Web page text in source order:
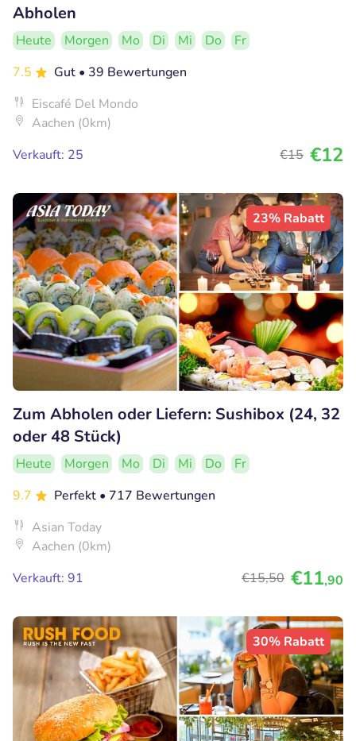
Abholen
Heute Morgen Mo Di Mi Do
Fr
7.5
Gut • 39 Bewertungen
Eiscafé Del Mondo
Aachen (0km)
Verkauft: 25
€15 €12
23% Rabatt
Zum Abholen oder Liefern: Sushibox (24, 32
oder 48 Stück)
Heute Morgen Mo Di Mi Do
Fr
9.7
Perfekt • 717 Bewertungen
Asian Today
Aachen (0km)
Verkauft: 91
€15,50 €11,90
30% Rabatt